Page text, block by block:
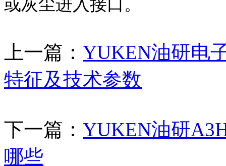
或灰尘进入接口。
上一篇： YUKEN油研电
特征及技术参数
下一篇： YUKEN油研
哪些